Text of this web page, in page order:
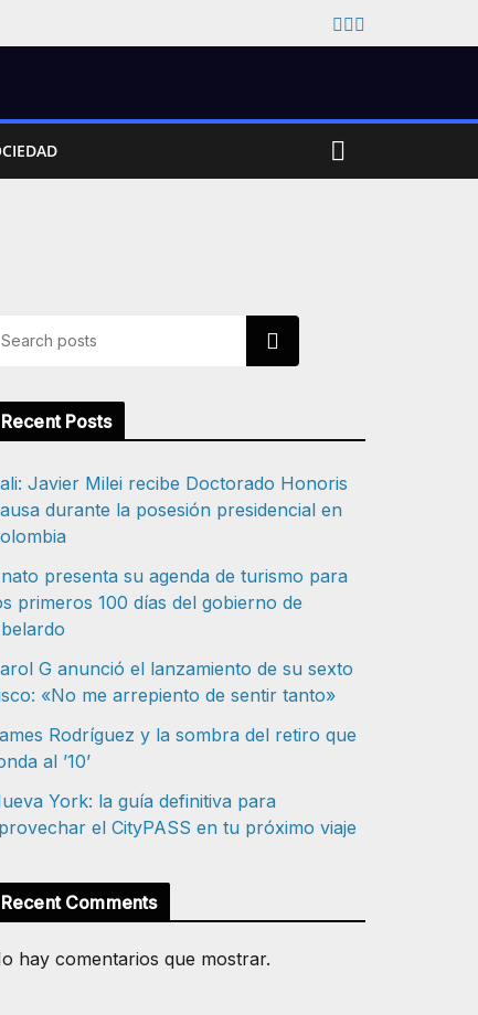
Buscar
Recent Posts
Javier Milei recibe Doctorado Honoris
durante la posesión presidencial en
presenta su agenda de turismo para
primeros 100 días del gobierno de
G anunció el lanzamiento de su sexto
«No me arrepiento de sentir tanto»
Rodríguez y la sombra del retiro que
al ’10’
York: la guía definitiva para
el CityPASS en tu próximo viaje
Recent Comments
hay comentarios que mostrar.